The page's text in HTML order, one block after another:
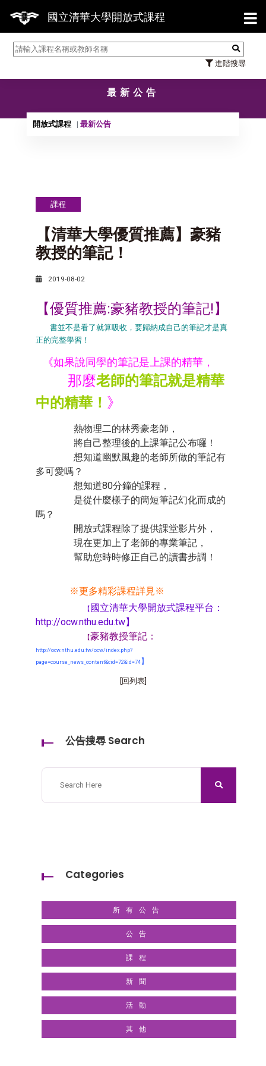
國立清華大學開放式課程
進階搜尋
【
最新公告
開放式課程 最新公告
課程
【清華大學優質推薦】豪豬
教授的筆記！
2019-08-02
【優質推薦:豪豬教授的筆記!】
書並不是看了就算吸收，要歸納成自己的筆記才是真
正的完整學習！
《如果說同學的筆記是上課的精華，
那麼老師的筆記就是精華
中的精華！ 》
熱物理二的林秀豪老師，
將自己整理後的上課筆記公布囉！
想知道幽默風趣的老師所做的筆記有
多可愛嗎？
想知道80分鐘的課程，
是從什麼樣子的簡短筆記幻化而成的
嗎？
開放式課程除了提供課堂影片外，
現在更加上了老師的專業筆記，
幫助您時時修正自己的讀書步調！
※更多精彩課程詳見※
【 國立清華大學開放式課程平台：
http://ocw.nthu.edu.tw】
【豪豬教授筆記：
http://ocw.nthu.edu.tw/ocw/index.php?
page=course_news_content&cid=72&id=74】
[回列表]
公告搜尋 Search
Categories
所有公告
公告
課程
新聞
活動
其他